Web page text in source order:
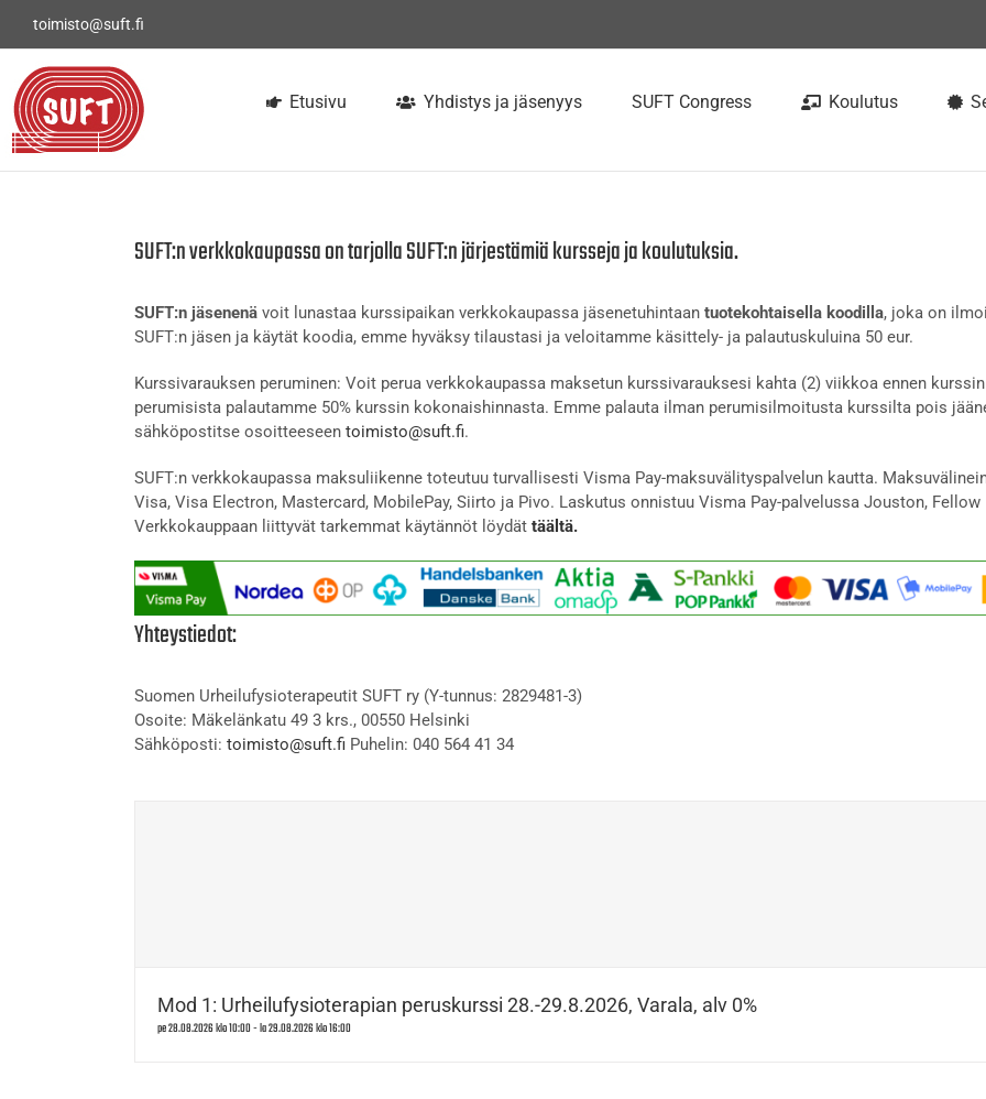
toimisto@suft.fi
Etusivu Yhdistys ja jäsenyys SUFT Congress Koulutus
SUFT:n verkkokaupassa on tarjolla SUFT:n järjestämiä kursseja ja koulutuksia.
SUFT:n jäsenenä voit lunastaa kurssipaikan verkkokaupassa jäsenetuhintaan tuotekohtaisella koodilla, joka on
SUFT:n jäsen ja käytät koodia, emme hyväksy tilaustasi ja veloitamme käsittely- ja palautuskuluina 50 eur.
Kurssivarauksen peruminen: Voit perua verkkokaupassa maksetun kurssivarauksesi kahta (2) viikkoa ennen
perumisista palautamme 50% kurssin kokonaishinnasta. Emme palauta ilman perumisilmoitusta kurssilta pois
sähköpostitse osoitteeseen toimisto@suft.fi.
SUFT:n verkkokaupassa maksuliikenne toteutuu turvallisesti Visma Pay-maksuvälityspalvelun kautta.
Visa, Visa Electron, Mastercard, MobilePay, Siirto ja Pivo. Laskutus onnistuu Visma Pay-palvelussa Jouston,
Verkkokauppaan liittyvät tarkemmat käytännöt löydät täältä.
Yhteystiedot:
Suomen Urheilufysioterapeutit SUFT ry (Y-tunnus: 2829481-3)
Osoite: Mäkelänkatu 49 3 krs., 00550 Helsinki
Sähköposti: toimisto@suft.fi Puhelin: 040 564 41 34
Mod 1: Urheilufysioterapian peruskurssi 28.-29.8.2026, Varala, alv 0%
pe 28.08.2026 klo 10:00-la 29.08.2026 klo 16:00